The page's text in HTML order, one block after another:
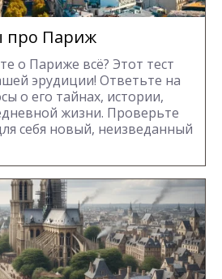
про Париж
о Париже всё? Этот тест
эрудиции! Ответьте на
о его тайнах, истории,
жизни. Проверьте
себя новый, неизведанный